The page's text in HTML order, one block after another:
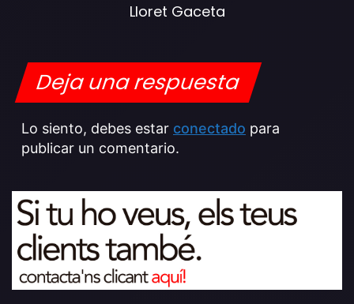
Lloret Gaceta
Deja una respuesta
Lo siento, debes estar conectado para
publicar un comentario.